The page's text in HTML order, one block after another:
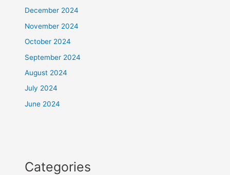
December 2024
November 2024
October 2024
September 2024
August 2024
July 2024
June 2024
Categories